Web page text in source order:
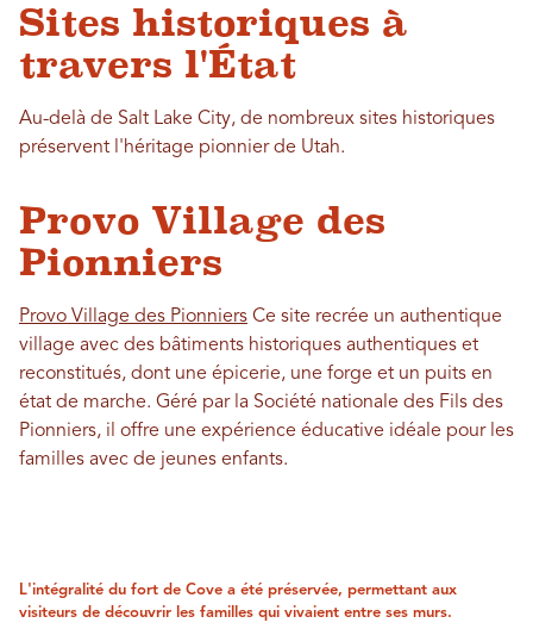
Sites historiques à
travers l'État
Au-delà de Salt Lake City, de nombreux sites historiques
préservent l'héritage pionnier de Utah.
Provo Village des
Pionniers
Provo Village des Pionniers Ce site recrée un authentique
village avec des bâtiments historiques authentiques et
reconstitués, dont une épicerie, une forge et un puits en
état de marche. Géré par la Société nationale des Fils des
Pionniers, il offre une expérience éducative idéale pour les
familles avec de jeunes enfants.
L'intégralité du fort de Cove a été préservée, permettant aux
visiteurs de découvrir les familles qui vivaient entre ses murs.